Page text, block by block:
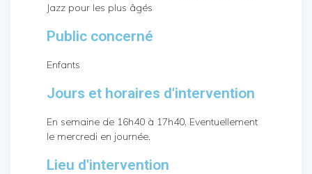
Jazz pour les plus âgés
Public concerné
Enfants
Jours et horaires d'intervention
En semaine de 16h40 à 17h40. Eventuellement
le mercredi en journée.
Lieu d'intervention